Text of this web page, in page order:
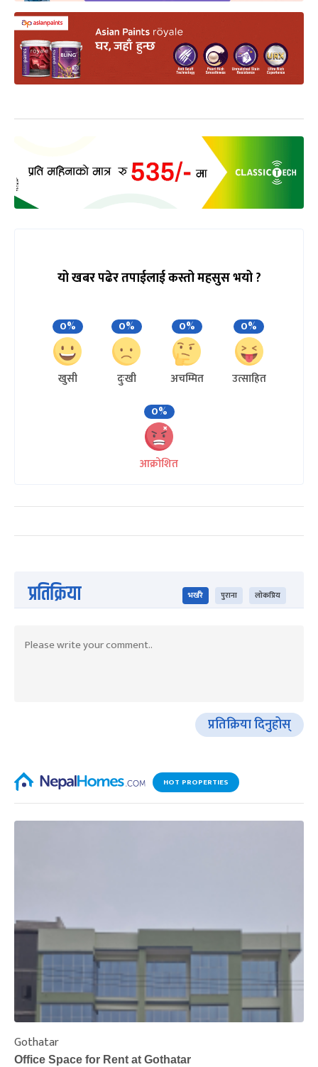
यो खबर पढेर तपाईलाई कस्तो महसुस भयो ?
0%
खुसी
0%
दुःखी
0%
अचम्मित
0%
उत्साहित
0%
आक्रोशित
प्रतिक्रिया भर्खरै पुराना लोकप्रिय
प्रतिक्रिया दिनुहोस्
HOT PROPERTIES
Gothatar
Office Space for Rent at Gothatar